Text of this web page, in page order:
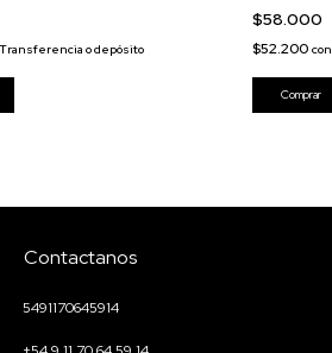
Transferencia o depósito
$58.000
$52.200 con
Contactanos
5491170645914